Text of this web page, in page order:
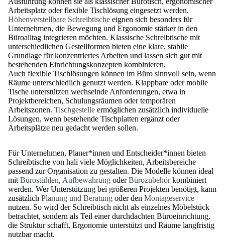
Arbeitsplatz oder flexible Tischlösung eingesetzt werden.
Höhenverstellbare Schreibtische eignen sich besonders für
Unternehmen, die Bewegung und Ergonomie stärker in den
Büroalltag integrieren möchten. Klassische Schreibtische mit
unterschiedlichen Gestellformen bieten eine klare, stabile
Grundlage für konzentriertes Arbeiten und lassen sich gut mit
bestehenden Einrichtungskonzepten kombinieren.
Auch flexible Tischlösungen können im Büro sinnvoll sein, wenn
Räume unterschiedlich genutzt werden. Klappbare oder mobile
Tische unterstützen wechselnde Anforderungen, etwa in
Projektbereichen, Schulungsräumen oder temporären
Arbeitszonen. Tischgestelle ermöglichen zusätzlich individuelle
Lösungen, wenn bestehende Tischplatten ergänzt oder
Arbeitsplätze neu gedacht werden sollen.
Für Unternehmen, Planer*innen und Entscheider*innen bieten
Schreibtische von hali viele Möglichkeiten, Arbeitsbereiche
passend zur Organisation zu gestalten. Die Modelle können ideal
mit Bürostühlen, Aufbewahrung oder Bürozubehörkombiniert
werden. Wer Unterstützung bei größeren Projekten benötigt, kann
zusätzlich Planung und Beratung oder den Montageservice
nutzen. So wird der Schreibtisch nicht als einzelnes Möbelstück
betrachtet, sondern als Teil einer durchdachten Büroeinrichtung,
die Struktur schafft, Ergonomie unterstützt und Räume langfristig
nutzbar macht.